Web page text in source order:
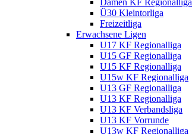
Damen KF Regionalliga
Ü30 Kleintorliga
Freizeitliga
Erwachsene Ligen
U17 KF Regionalliga
U15 GF Regionalliga
U15 KF Regionalliga
U15w KF Regionalliga
U13 GF Regionalliga
U13 KF Regionalliga
U13 KF Verbandsliga
U13 KF Vorrunde
U13w KF Regionalliga